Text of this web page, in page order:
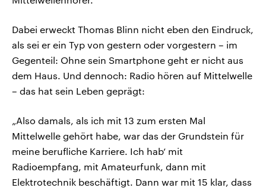
Dabei erweckt Thomas Blinn nicht eben den Eindruck,
als sei er ein Typ von gestern oder vorgestern – im
Gegenteil: Ohne sein Smartphone geht er nicht aus
dem Haus. Und dennoch: Radio hören auf Mittelwelle
– das hat sein Leben geprägt:
„Also damals, als ich mit 13 zum ersten Mal
Mittelwelle gehört habe, war das der Grundstein für
meine berufliche Karriere. Ich hab‘ mit
Radioempfang, mit Amateurfunk, dann mit
Elektrotechnik beschäftigt. Dann war mit 15 klar, dass